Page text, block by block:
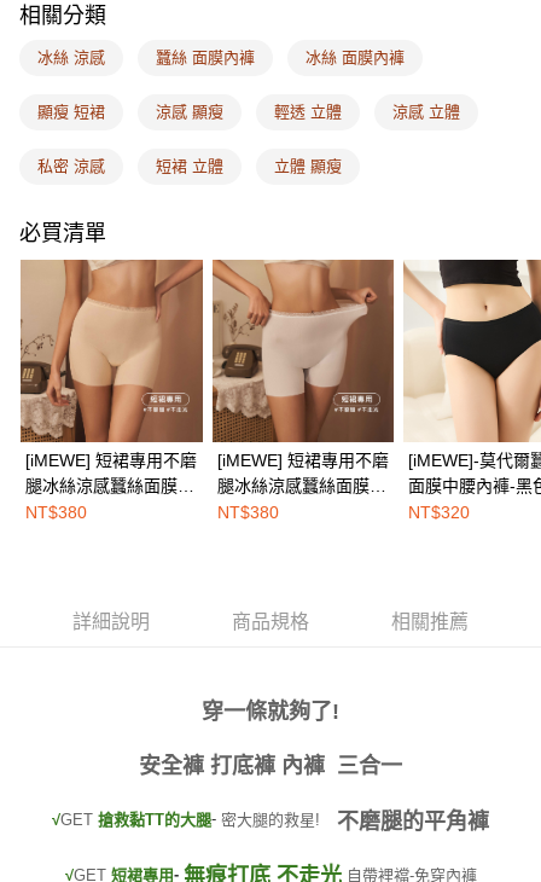
【「AFTEE先享後付」結帳流程】
結帳頁面，進行簡訊認證並確認金額後，即可完成結帳。
ATM／網路銀行／等多元方式進行付款，方視為交易完成。
購買商品的店家。未經商家同意取消之訂單仍視為有效，需透過AFTEE先享
是否繳費成功／繳費後需取消欲退款等相關疑問，請聯繫「AFTEE先享後付
【注意事項】
１．透過由恩沛科技股份有限公司提供之「AFTEE先享後付」服務完成之交
易，需依本服務之必要範圍內提供個人資料，並將交易相關給付款項請求債
權轉讓予恩沛科技股份有限公司。
２．關於個人資料處理事宜，請瀏覽以下網址：
https://aftee.tw/terms/#terms3
３．未成年的使用者請事先徵得法定代理人或監護人之同意方可使用
「AFTEE先享後付」，若未經同意申辦者引起之損失，本公司不負相關責
任。
４．使用「AFTEE先享後付」時，將依據個別帳號之用戶狀況，依本公司即
時審查核予不同之上限額度；若仍有額度不足之情形，本公司將視審查結果
每筆NT$100，滿NT$1,500(含以上)免運費
付款後全家取貨
每筆NT$100，滿NT$1,500(含以上)免運費
每筆NT$100，滿NT$1,500(含以上)免運費
每筆NT$100，滿NT$1,500(含以上)免運費
EASY SHOP門市速取
免運費
海外配送 查看運費
相關分類
冰絲 涼感 蠶絲 面膜內褲 冰絲 面膜內褲
顯瘦 短裙 涼感 顯瘦 輕透 立體 涼感 立體
私密 涼感 短裙 立體 立體 顯瘦
必買清單
[iMEWE] 短裙專用不磨
腿冰絲涼感蠶絲面膜平
角褲-隱形膚
NT$380
[iMEWE] 短裙專用不磨
腿冰絲涼感蠶絲面膜平
角褲-牛奶白
NT$380
[iMEWE]-莫代爾
面膜中腰內褲-黑
NT$320
詳細說明 商品規格 相關推薦
穿一條就夠了!
安全褲 打底褲 內褲 三合一
√GET 搶救黏TT的大腿- 密大腿的救星! 不磨腿的平角褲
√GET 短裙專用- 無痕打底 不走光自帶裡襠-免穿內褲